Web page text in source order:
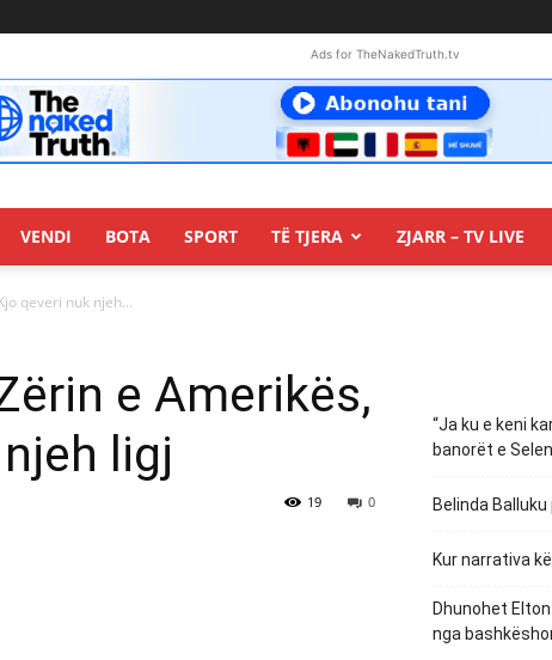
Ads for TheNakedTruth.tv
VENDI BOTA SPORT TË TJERA ZJARR – TV LIVE
qeveri nuk njeh...
e Amerikës,
ligj
0
19
“Ja ku e keni
banorët e
Belinda
Kur narrativa
Dhunohet
nga